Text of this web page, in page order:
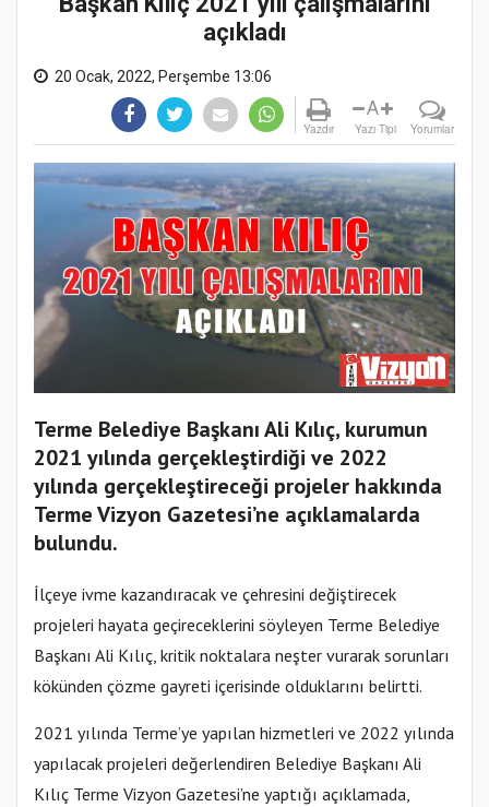
açıkladı
20 Ocak, 2022, Perşembe 13:06
Yazdır
A
Yazı Tipi Yorumlar
Terme Belediye Başkanı Ali Kılıç, kurumun
2021 yılında gerçekleştirdiği ve 2022
yılında gerçekleştireceği projeler hakkında
Terme Vizyon Gazetesi’ne açıklamalarda
bulundu.
İlçeye ivme kazandıracak ve çehresini değiştirecek
projeleri hayata geçireceklerini söyleyen Terme Belediye
Başkanı Ali Kılıç, kritik noktalara neşter vurarak sorunları
kökünden çözme gayreti içerisinde olduklarını belirtti.
2021 yılında Terme’ye yapılan hizmetleri ve 2022 yılında
yapılacak projeleri değerlendiren Belediye Başkanı Ali
Kılıç Terme Vizyon Gazetesi’ne yaptığı açıklamada,